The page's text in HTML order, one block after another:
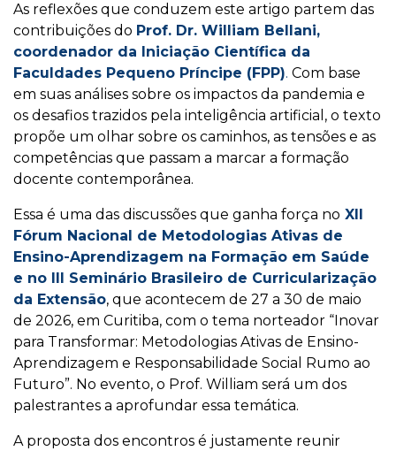
As reflexões que conduzem este artigo partem das
contribuições do Prof. Dr. William Bellani,
coordenador da Iniciação Científica da
Faculdades Pequeno Príncipe (FPP). Com base
em suas análises sobre os impactos da pandemia e
os desafios trazidos pela inteligência artificial, o texto
propõe um olhar sobre os caminhos, as tensões e as
competências que passam a marcar a formação
docente contemporânea.
Essa é uma das discussões que ganha força no XII
Fórum Nacional de Metodologias Ativas de
Ensino-Aprendizagem na Formação em Saúde
e no III Seminário Brasileiro de Curricularização
da Extensão, que acontecem de 27 a 30 de maio
de 2026, em Curitiba, com o tema norteador “Inovar
para Transformar: Metodologias Ativas de Ensino-
Aprendizagem e Responsabilidade Social Rumo ao
Futuro”. No evento, o Prof. William será um dos
palestrantes a aprofundar essa temática.
A proposta dos encontros é justamente reunir